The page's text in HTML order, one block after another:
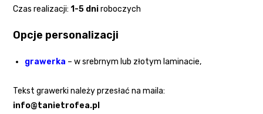
Czas realizacji:1-5 dniroboczych
Opcje personalizacji
grawerka – w srebrnym lub złotym laminacie,
Tekst grawerki należy przesłać na maila:
info@tanietrofea.pl